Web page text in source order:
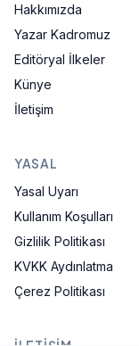
Hakkımızda
Yazar Kadromuz
Editöryal İlkeler
Künye
İletişim
YASAL
Yasal Uyarı
Kullanım Koşulları
Gizlilik Politikası
KVKK Aydınlatma
Çerez Politikası